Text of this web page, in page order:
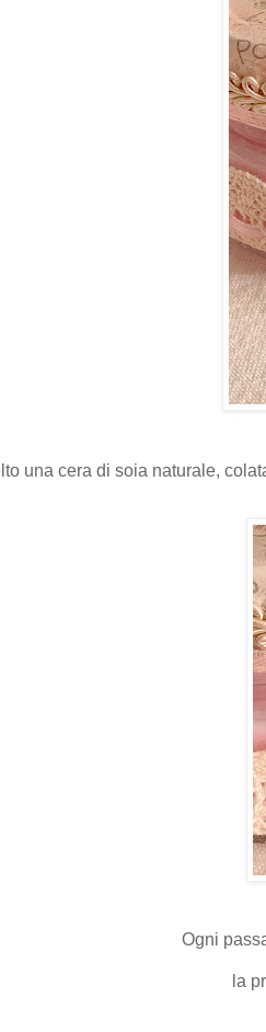
una cera di soia naturale,
Ogni
la